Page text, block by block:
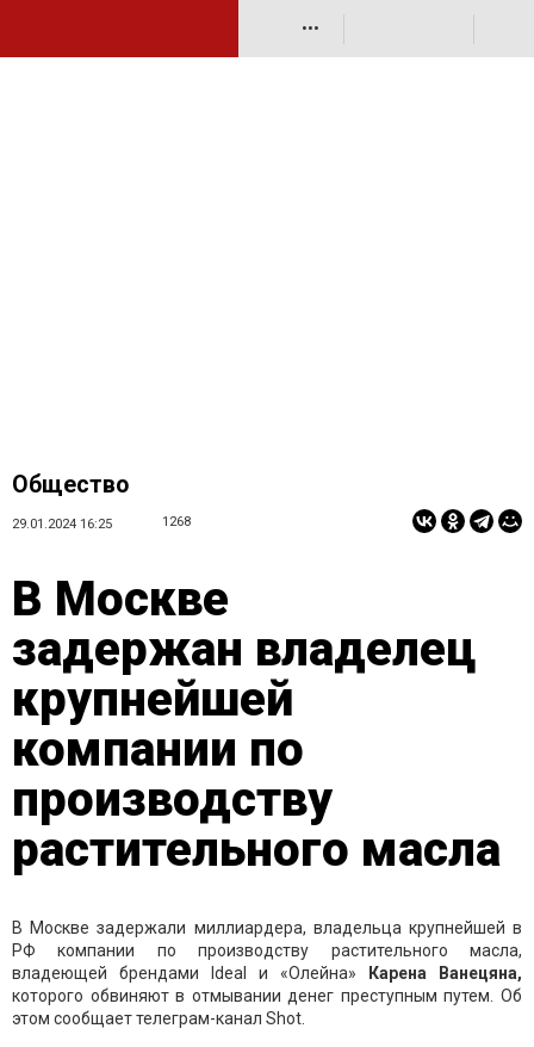
•••
Общество
29.01.2024 16:25 1268
В Москве
задержан владелец
крупнейшей
компании по
производству
растительного масла
В Москве задержали миллиардера, владельца крупнейшей в
РФ компании по производству растительного масла,
владеющей брендами Ideal и «Олейна» Карена Ванецяна,
которого обвиняют в отмывании денег преступным путем. Об
этом сообщает телеграм-канал Shot.